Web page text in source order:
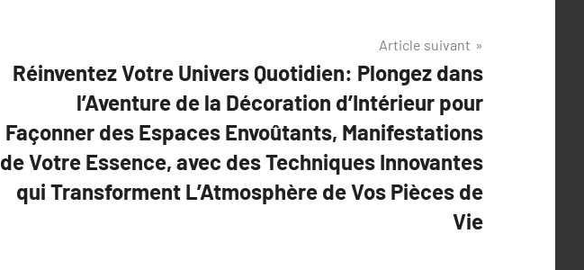
Article suivant
Réinventez Votre Univers Quotidien: Plongez dans
l’Aventure de la Décoration d’Intérieur pour
Façonner des Espaces Envoûtants, Manifestations
de Votre Essence, avec des Techniques Innovantes
qui Transforment L’Atmosphère de Vos Pièces de
Vie